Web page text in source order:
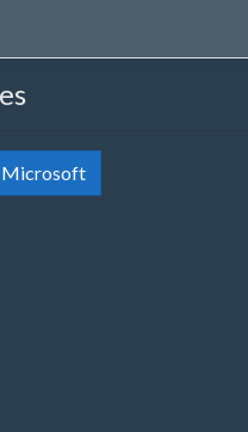
Microsoft